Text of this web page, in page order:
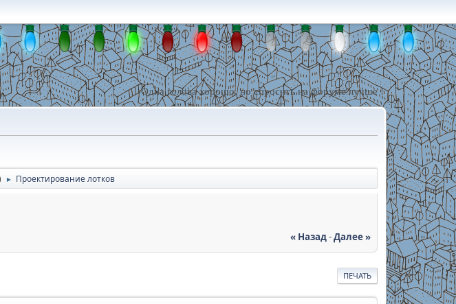
Одна голова хорошо, но спросить на форуме лучше !
► Проектирование лотков
« Назад-Далее »
ПЕЧАТЬ